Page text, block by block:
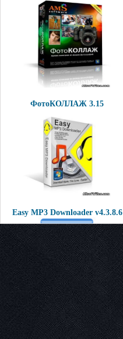
ФотоКОЛЛАЖ 3.15
Easy MP3 Downloader v4.3.8.6